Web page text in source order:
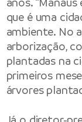
que é uma
ambiente. No
arborização,
plantadas na
primeiros
árvores